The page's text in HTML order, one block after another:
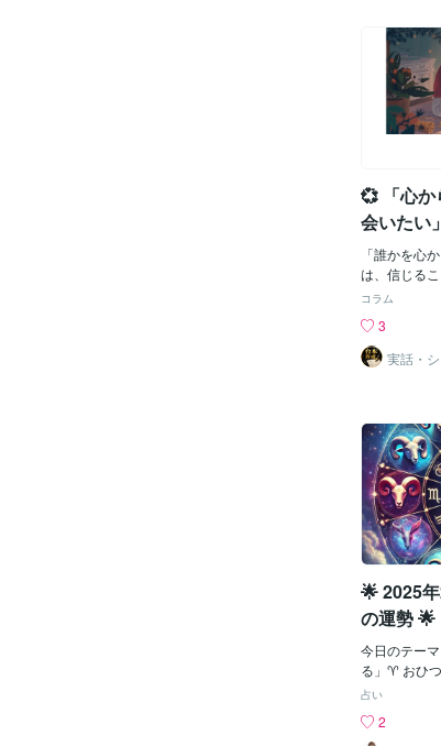
にどうして
らない、非
があります
いつ、どう
というお話
たら、いつ
もかけてコ
りのルール
大失敗して
があります
ら、投資の
「負けない
来た恐怖で
しまう（狼
けていると
局面を経験
画面の中で
万円と減っ
て全部売っ
でも、ここ
いけません
な暴落を経
を続けてき
簿記の視点
お話ししま
💞 「心
会いたい」
「誰かを心
は、信じる
憶も知って
みよう」と
るのが怖い
ません。む
慎重になる
に「裏切ら
います。友
て時には自
い」と心を
れど、その
たい」とい
す。信頼を
は、“相手”
の心”と和解
ことはでき
変えること
たを傷つけ
がいたから
れない」と思
コラム
3
実話・シ
動画台本
🌟 2025
の運勢 🌟
今日のテー
る」♈ おひ
★★★★☆直感
バイス：勢
占い
2